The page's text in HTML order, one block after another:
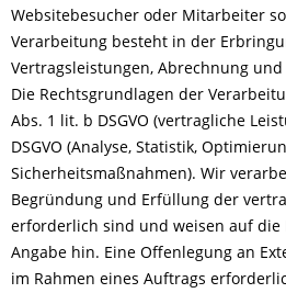
Websitebesucher oder Mitarbeiter
Verarbeitung besteht in der
Vertragsleistungen, Abrechnung
Die Rechtsgrundlagen der
Abs. 1 lit. b DSGVO (vertragliche
DSGVO (Analyse, Statistik,
Sicherheitsmaßnahmen). Wir
Begründung und Erfüllung der
erforderlich sind und weisen auf
Angabe hin. Eine Offenlegung an
im Rahmen eines Auftrags